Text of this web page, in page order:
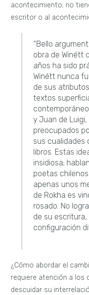
acontecimiento; no
escritor o al
“Bello
obra de Winétt
años ha sido
Winétt nunca
de sus
textos
y Juan de
preocupados
sus cualidades
libros. Estas
insidiosa;
poetas
apenas unos
de Rokha es
rosado. No
de su
configuración
¿Cómo abordar el
requiere atención a los
descuidar su